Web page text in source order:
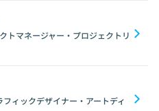
トマネージャー・プロジェクトリ
ィックデザイナー・アートディ